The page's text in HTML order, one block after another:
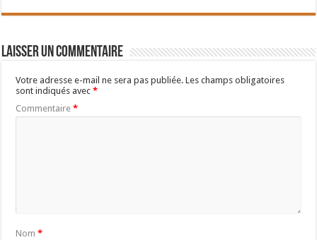
Laisser un commentaire
Votre adresse e-mail ne sera pas publiée. Les champs obligatoires
sont indiqués avec*
Commentaire*
Nom*